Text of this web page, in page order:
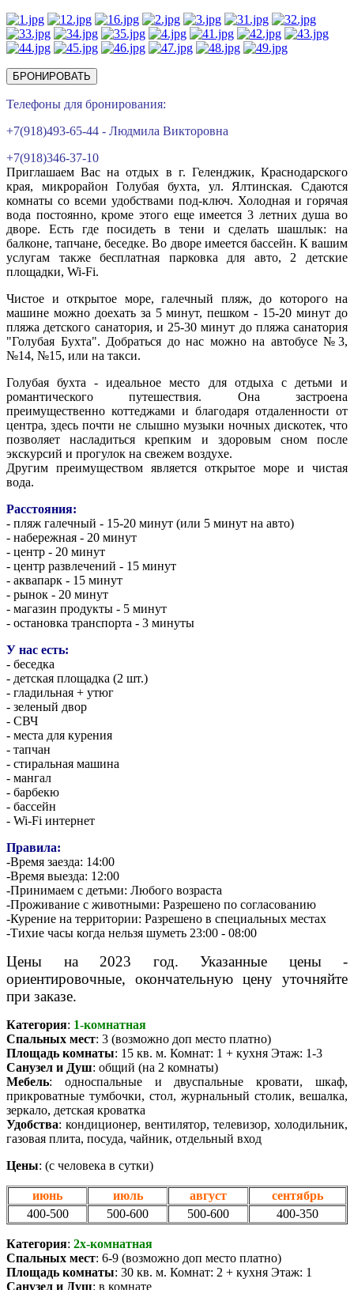
БРОНИРОВАТЬ
Телефоны для бронирования:
+7(918)493-65-44 - Людмила Викторовна
+7(918)346-37-10
Приглашаем Вас на отдых в г. Геленджик, Краснодарского
края, микрорайон Голубая бухта, ул. Ялтинская. Сдаются
комнаты со всеми удобствами под-ключ. Холодная и горячая
вода постоянно, кроме этого еще имеется 3 летних душа во
дворе. Есть где посидеть в тени и сделать шашлык: на
балконе, тапчане, беседке. Во дворе имеется бассейн. К вашим
услугам также бесплатная парковка для авто, 2 детские
площадки, Wi-Fi.
Чистое и открытое море, галечный пляж, до которого на
машине можно доехать за 5 минут, пешком - 15-20 минут до
пляжа детского санатория, и 25-30 минут до пляжа санатория
"Голубая Бухта". Добраться до нас можно на автобусе №3,
№14, №15, или на такси.
Голубая бухта - идеальное место для отдыха с детьми и
романтического путешествия. Она застроена
преимущественно коттеджами и благодаря отдаленности от
центра, здесь почти не слышно музыки ночных дискотек, что
позволяет насладиться крепким и здоровым сном после
экскурсий и прогулок на свежем воздухе.
Другим преимуществом является открытое море и чистая
вода.
Расстояния:
- пляж галечный - 15-20 минут (или 5 минут на авто)
- набережная - 20 минут
- центр - 20 минут
- центр развлечений - 15 минут
- аквапарк - 15 минут
- рынок - 20 минут
- магазин продукты - 5 минут
- остановка транспорта - 3 минуты
У нас есть:
- беседка
- детская площадка (2 шт.)
- гладильная + утюг
- зеленый двор
- СВЧ
- места для курения
- тапчан
- стиральная машина
- мангал
- барбекю
- бассейн
- Wi-Fi интернет
Правила:
-Время заезда: 14:00
-Время выезда: 12:00
-Принимаем с детьми: Любого возраста
-Проживание с животными: Разрешено по согласованию
-Курение на территории: Разрешено в специальных местах
-Тихие часы когда нельзя шуметь 23:00 - 08:00
Цены на 2023 год. Указанные цены -
ориентировочные, окончательную цену уточняйте
при заказе.
Категория: 1-комнатная
Спальных мест: 3 (возможно доп место платно)
Площадь комнаты: 15 кв. м. Комнат: 1 + кухня Этаж: 1-3
Санузел и Душ: общий (на 2 комнаты)
Мебель: односпальные и двуспальные кровати, шкаф,
прикроватные тумбочки, стол, журнальный столик, вешалка,
зеркало, детская кроватка
Удобства: кондиционер, вентилятор, телевизор, холодильник,
газовая плита, посуда, чайник, отдельный вход
Цены: (с человека в сутки)
июнь июль август
сентябрь
400-500
500-600 500-600 400-350
Категория: 2х-комнатная
Спальных мест: 6-9 (возможно доп место платно)
Площадь комнаты: 30 кв. м. Комнат: 2 + кухня Этаж: 1
Санузел и Душ: в комнате